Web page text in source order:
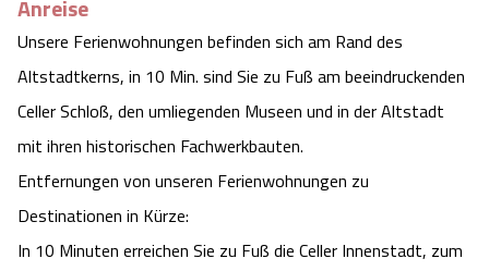
Anreise
Unsere Ferienwohnungen befinden sich am Rand des
Altstadtkerns, in 10 Min. sind Sie zu Fuß am beeindruckenden
Celler Schloß, den umliegenden Museen und in der Altstadt
mit ihren historischen Fachwerkbauten.
Entfernungen von unseren Ferienwohnungen zu
Destinationen in Kürze:
In 10 Minuten erreichen Sie zu Fuß die Celler Innenstadt, zum